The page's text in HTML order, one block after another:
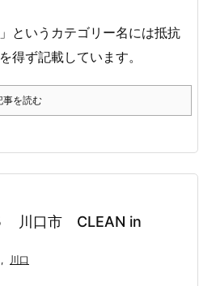
というカテゴリー名には抵抗
得ず記載しています。
事を読む
川口市 CLEAN in
, 川口